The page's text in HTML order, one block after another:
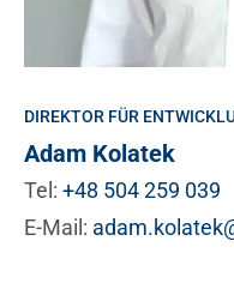
DIREKTOR FÜR
Adam Kolatek
Tel: +48 504 259 039
E-Mail: